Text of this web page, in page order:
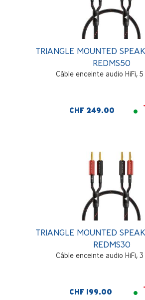
TRIANGLE MOUNTED
REDMS50
Câble enceinte audio HiFi,
CHF 249.00
TRIANGLE MOUNTED
REDMS30
Câble enceinte audio HiFi,
CHF 199.00